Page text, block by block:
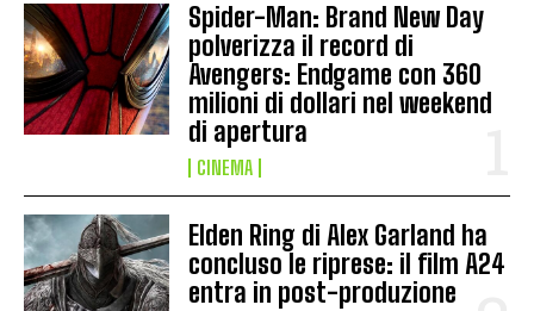
Spider-Man: Brand New Day
polverizza il record di
Avengers: Endgame con 360
milioni di dollari nel weekend
di apertura
CINEMA
Elden Ring di Alex Garland ha
concluso le riprese: il film A24
entra in post-produzione